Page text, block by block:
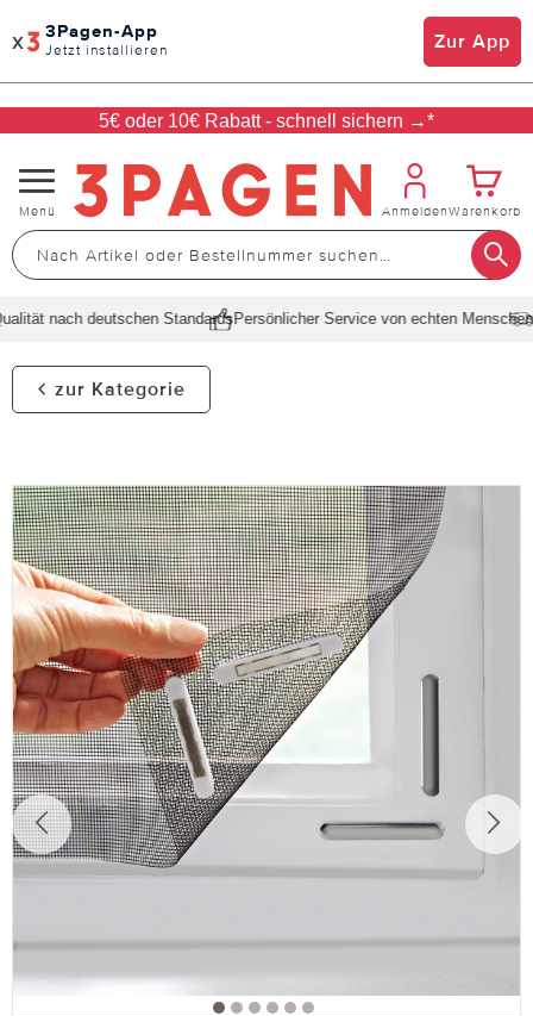
x 3Pagen-App
Jetzt installieren Zur App
5€ oder 10€ Rabatt - schnell sichern →*
Navigation
umschalten
Menü AnmeldenWarenkorb
nach deutschen StandardsPersönlicher Service von echten Menschen
zur Kategorie